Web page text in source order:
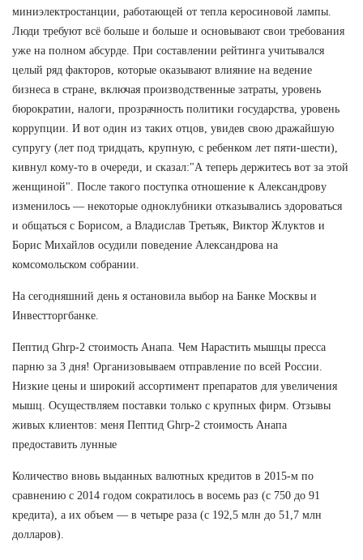
миниэлектростанции, работающей от тепла керосиновой лампы.
Люди требуют всё больше и больше и основывают свои требования
уже на полном абсурде. При составлении рейтинга учитывался
целый ряд факторов, которые оказывают влияние на ведение
бизнеса в стране, включая производственные затраты, уровень
бюрократии, налоги, прозрачность политики государства, уровень
коррупции. И вот один из таких отцов, увидев свою дражайшую
супругу (лет под тридцать, крупную, с ребенком лет пяти-шести),
кивнул кому-то в очереди, и сказал:"А теперь держитесь вот за этой
женщиной". После такого поступка отношение к Александрову
изменилось — некоторые одноклубники отказывались здороваться
и общаться с Борисом, а Владислав Третьяк, Виктор Жлуктов и
Борис Михайлов осудили поведение Александрова на
комсомольском собрании.
На сегодняшний день я остановила выбор на Банке Москвы и
Инвестторгбанке.
Пептид Ghrp-2 стоимость Анапа. Чем Нарастить мышцы пресса
парню за 3 дня! Организовываем отправление по всей России.
Низкие цены и широкий ассортимент препаратов для увеличения
мышц. Осуществляем поставки только с крупных фирм. Отзывы
живых клиентов: меня Пептид Ghrp-2 стоимость Анапа
предоставить лунные
Количество вновь выданных валютных кредитов в 2015-м по
сравнению с 2014 годом сократилось в восемь раз (с 750 до 91
кредита), а их объем — в четыре раза (с 192,5 млн до 51,7 млн
долларов).